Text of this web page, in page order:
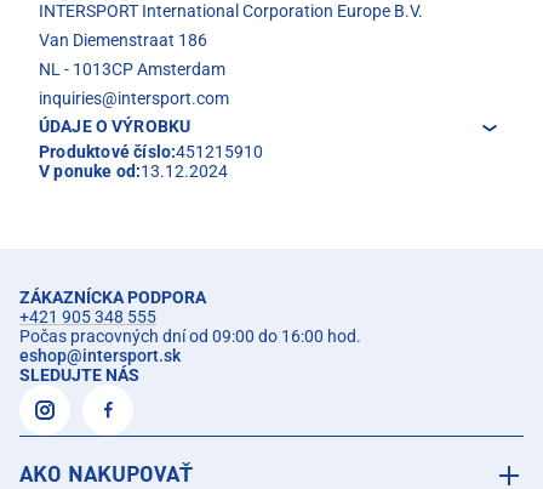
INTERSPORT International Corporation Europe B.V.
Van Diemenstraat 186
NL - 1013CP Amsterdam
inquiries@intersport.com
ÚDAJE O VÝROBKU
Produktové číslo:451215910
V ponuke od:13.12.2024
ZÁKAZNÍCKA PODPORA
+421 905 348 555
Počas pracovných dní od 09:00 do 16:00 hod.
eshop@intersport.sk
SLEDUJTE NÁS
AKO NAKUPOVAŤ